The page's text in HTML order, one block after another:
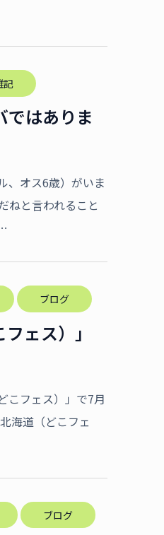
記
ではありま
、オス6歳）がいま
ねと言われること
ブログ
ェス）」
こフェス）」で7月
海道（どこフェ
ブログ